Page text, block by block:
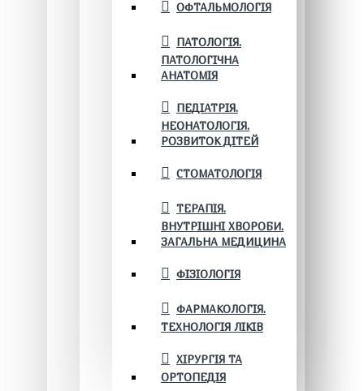
ОФТАЛЬМОЛОГІЯ
ПАТОЛОГІЯ.
ПАТОЛОГІЧНА
АНАТОМІЯ
ПЕДІАТРІЯ.
НЕОНАТОЛОГІЯ.
РОЗВИТОК ДІТЕЙ
СТОМАТОЛОГІЯ
ТЕРАПІЯ.
ВНУТРІШНІ ХВОРОБИ.
ЗАГАЛЬНА МЕДИЦИНА
ФІЗІОЛОГІЯ
ФАРМАКОЛОГІЯ.
ТЕХНОЛОГІЯ ЛІКІВ
ХІРУРГІЯ ТА
ОРТОПЕДІЯ